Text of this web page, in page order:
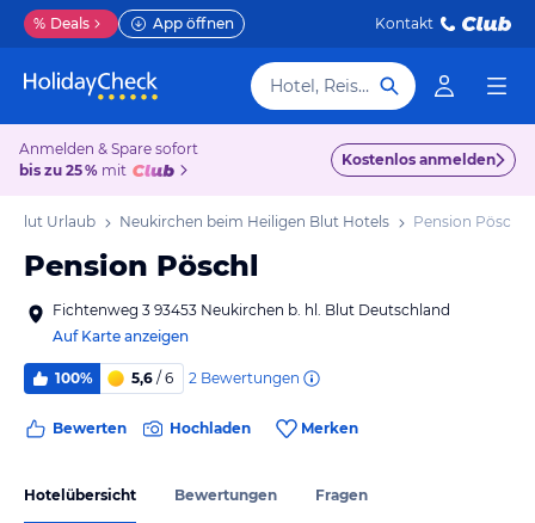
% Deals App öffnen Kontakt
Hotel, Reiseziel
Anmelden & Spare sofort
bis zu 25 % mit
Kostenlos anmelden
Blut Urlaub Neukirchen beim Heiligen Blut Hotels Pension Pöschl
Pension Pöschl
Fichtenweg 3 93453 Neukirchen b. hl. Blut Deutschland
Auf Karte anzeigen
100% 5,6 / 6 2 Bewertungen
Bewerten Hochladen Merken
Hotelübersicht Bewertungen Fragen